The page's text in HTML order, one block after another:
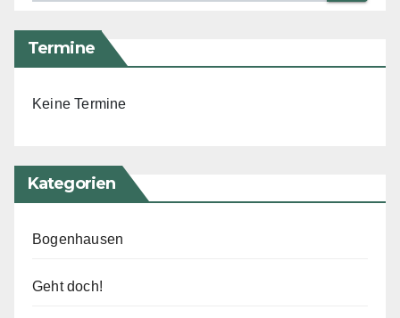
Termine
Keine Termine
Kategorien
Bogenhausen
Geht doch!